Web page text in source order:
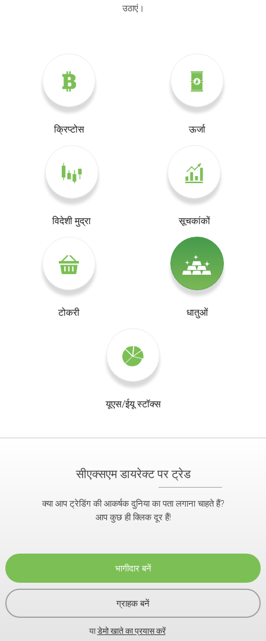
उठाएं।
क्रिप्टोस ऊर्जा
विदेशी मुद्रा सूचकांकों
टोकरी धातुओं
यूएस/ईयू स्टॉक्स
सीएक्सएम डायरेक्ट पर ट्रेड
क्या आप ट्रेडिंग की आकर्षक दुनिया का पता लगाना चाहते हैं?
आप कुछ ही क्लिक दूर हैं!
भागीदार बनें
ग्राहक बनें
याडेमो खाते का प्रयास करें